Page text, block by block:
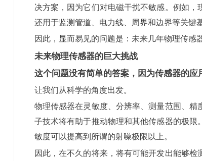
决方案，因为它们对电磁干扰不敏感。例如
还用于监测管道、电力线、周界和边界等关键
因此，显而易见的问题是：未来几年物理传感
未来物理传感器的巨大挑战
这个问题没有简单的答案，因为传感器的应
让我们从科学的角度出发。
物理传感器在灵敏度、分辨率、测量范围、
子技术将有助于推动物理和其他传感器的极
敏度可以提高到所谓的射噪极限以上。
因此，在不久的将来，将有可能开发出能够